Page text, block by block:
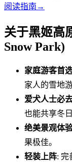
阅读指南 →
关于黑姬高
Snow Park)
家庭游客首
家人的雪地
爱犬人士必
也能共享冬日
绝美景观体
果极佳。
轻装上阵: 完